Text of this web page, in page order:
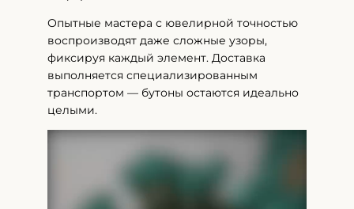
Опытные мастера с ювелирной точностью
воспроизводят даже сложные узоры,
фиксируя каждый элемент. Доставка
выполняется специализированным
транспортом — бутоны остаются идеально
целыми.